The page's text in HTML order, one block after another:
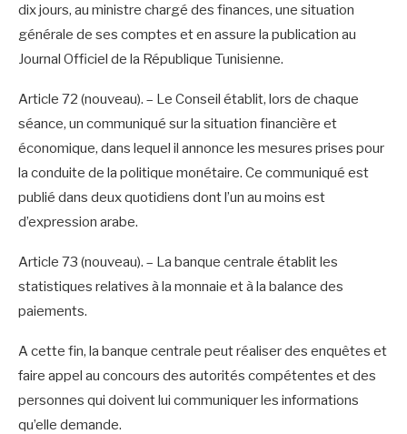
dix jours, au ministre chargé des finances, une situation
générale de ses comptes et en assure la publication au
Journal Officiel de la République Tunisienne.
Article 72 (nouveau). – Le Conseil établit, lors de chaque
séance, un communiqué sur la situation financière et
économique, dans lequel il annonce les mesures prises pour
la conduite de la politique monétaire. Ce communiqué est
publié dans deux quotidiens dont l’un au moins est
d’expression arabe.
Article 73 (nouveau). – La banque centrale établit les
statistiques relatives à la monnaie et à la balance des
paiements.
A cette fin, la banque centrale peut réaliser des enquêtes et
faire appel au concours des autorités compétentes et des
personnes qui doivent lui communiquer les informations
qu’elle demande.